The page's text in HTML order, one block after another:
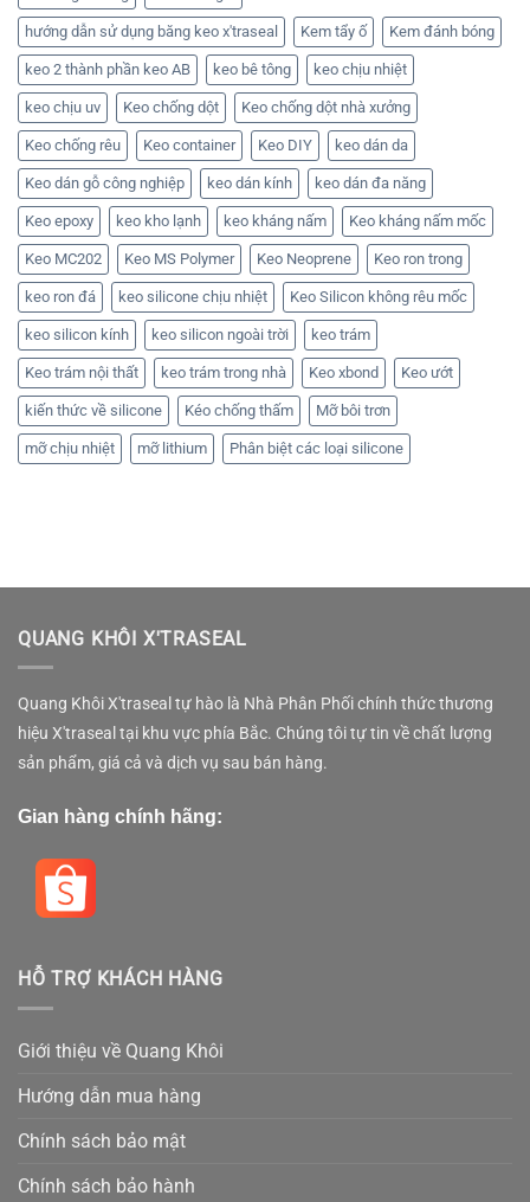
lượng
lớn
chính
hãng
SN
505
X’traseal
chính
hãng,
uy
tín!
hướng dẫn sử dụng băng keo x'traseal Kem tẩy ố Kem đánh bóng
keo 2 thành phần keo AB keo bê tông keo chịu nhiệt
keo chịu uv Keo chống dột Keo chống dột nhà xưởng
Keo chống rêu Keo container Keo DIY keo dán da
Keo dán gỗ công nghiệp keo dán kính keo dán đa năng
Keo epoxy keo kho lạnh keo kháng nấm Keo kháng nấm mốc
Keo MC202 Keo MS Polymer Keo Neoprene Keo ron trong
keo ron đá keo silicone chịu nhiệt Keo Silicon không rêu mốc
keo silicon kính keo silicon ngoài trời keo trám
Keo trám nội thất keo trám trong nhà Keo xbond Keo ướt
kiến thức về silicone Kéo chống thấm Mỡ bôi trơn
mỡ chịu nhiệt mỡ lithium Phân biệt các loại silicone
QUANG KHÔI X'TRASEAL
Quang Khôi X'traseal tự hào là Nhà Phân Phối chính thức thương
hiệu X'traseal tại khu vực phía Bắc. Chúng tôi tự tin về chất lượng
sản phẩm, giá cả và dịch vụ sau bán hàng.
Gian hàng chính hãng:
HỖ TRỢ KHÁCH HÀNG
Giới thiệu về Quang Khôi
Hướng dẫn mua hàng
Chính sách bảo mật
Chính sách bảo hành